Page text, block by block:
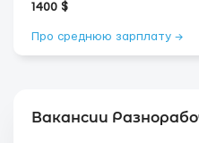
1400 $
Про среднюю зарплату →
Вакансии